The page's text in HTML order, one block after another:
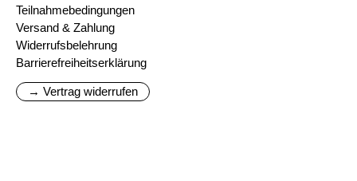
Teilnahmebedingungen
Versand & Zahlung
Widerrufsbelehrung
Barrierefreiheitserklärung
→ Vertrag widerrufen